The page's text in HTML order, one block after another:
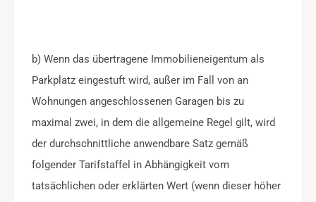
b) Wenn das übertragene Immobilieneigentum als
Parkplatz eingestuft wird, außer im Fall von an
Wohnungen angeschlossenen Garagen bis zu
maximal zwei, in dem die allgemeine Regel gilt, wird
der durchschnittliche anwendbare Satz gemäß
folgender Tarifstaffel in Abhängigkeit vom
tatsächlichen oder erklärten Wert (wenn dieser höher